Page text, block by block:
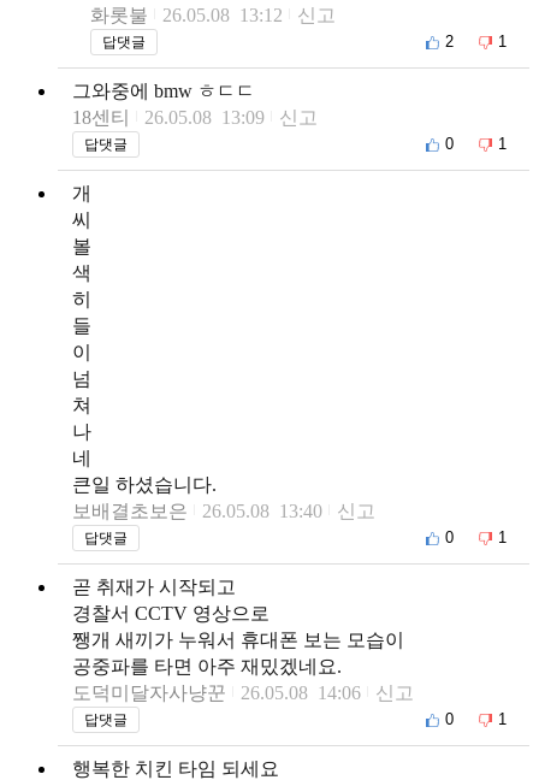
화롯불
26.05.08 13:12 신고
답댓글 2 1
그와중에 bmw ㅎㄷㄷ
18센티
26.05.08 13:09 신고
답댓글 0 1
개
씨
볼
색
히
들
이
넘
쳐
나
네
큰일 하셨습니다.
보배결초보은
26.05.08 13:40 신고
답댓글 0 1
곧 취재가 시작되고
경찰서 CCTV 영상으로
쨍개 새끼가 누워서 휴대폰 보는 모습이
공중파를 타면 아주 재밌겠네요.
도덕미달자사냥꾼
26.05.08 14:06 신고
답댓글 0 1
행복한 치킨 타임 되세요